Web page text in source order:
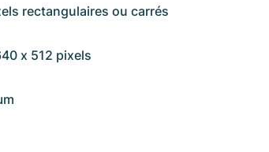
rectangulaires ou carrés
x 512 pixels